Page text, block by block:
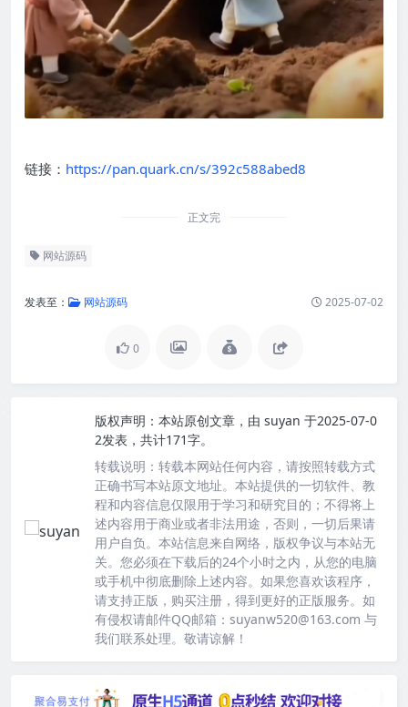
链接： https://pan.quark.cn/s/392c588abed8
正文完
网站源码
发表至： 网站源码 2025-07-02
0
版权声明： 本站原创文章，由 suyan 于2025-07-0
2发表，共计171字。
转载说明： 转载本网站任何内容，请按照转载方式
正确书写本站原文地址。本站提供的一切软件、教
程和内容信息仅限用于学习和研究目的；不得将上
述内容用于商业或者非法用途，否则，一切后果请
用户自负。本站信息来自网络，版权争议与本站无
关。您必须在下载后的24个小时之内，从您的电脑
或手机中彻底删除上述内容。如果您喜欢该程序，
请支持正版，购买注册，得到更好的正版服务。如
有侵权请邮件QQ邮箱：suyanw520@163.com 与
我们联系处理。敬请谅解！